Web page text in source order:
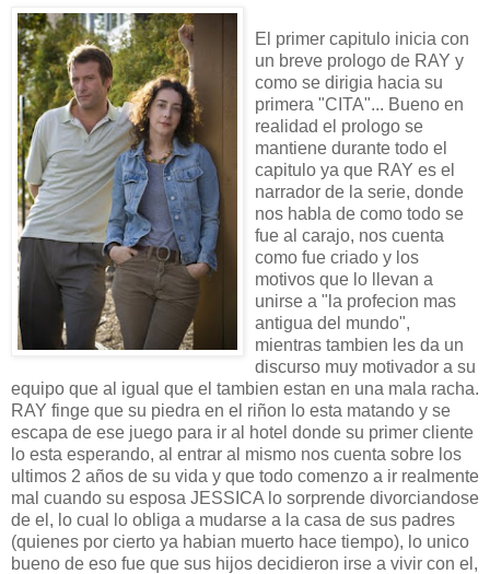
El primer capitulo inicia con
un breve prologo de RAY y
como se dirigia hacia su
primera "CITA"... Bueno en
realidad el prologo se
mantiene durante todo el
capitulo ya que RAY es el
narrador de la serie, donde
nos habla de como todo se
fue al carajo, nos cuenta
como fue criado y los
motivos que lo llevan a
unirse a "la profecion mas
antigua del mundo",
mientras tambien les da un
discurso muy motivador a su
equipo que al igual que el tambien estan en una mala racha.
RAY finge que su piedra en el riñon lo esta matando y se
escapa de ese juego para ir al hotel donde su primer cliente
lo esta esperando, al entrar al mismo nos cuenta sobre los
ultimos 2 años de su vida y que todo comenzo a ir realmente
mal cuando su esposa JESSICA lo sorprende divorciandose
de el, lo cual lo obliga a mudarse a la casa de sus padres
(quienes por cierto ya habian muerto hace tiempo), lo unico
bueno de eso fue que sus hijos decidieron irse a vivir con el,